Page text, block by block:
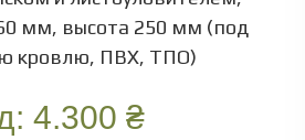
мм, высота 250 мм (под
кровлю, ПВХ, ТПО)
4.300 ₴